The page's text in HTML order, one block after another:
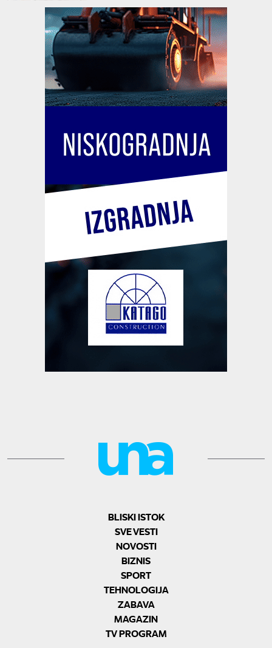
BLISKI ISTOK
SVE VESTI
NOVOSTI
BIZNIS
SPORT
TEHNOLOGIJA
ZABAVA
MAGAZIN
TV PROGRAM